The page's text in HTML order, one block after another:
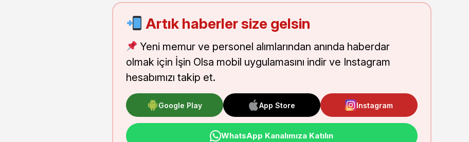
Artık haberler size gelsin
Yeni memur ve personel alımlarından anında haberdar
olmak için İşin Olsa mobil uygulamasını indir ve Instagram
hesabımızı takip et.
Google Play App Store Instagram
WhatsApp Kanalımıza Katılın